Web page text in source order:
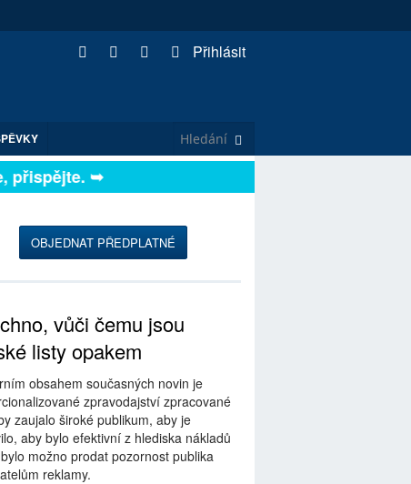
Přihlásit
➥
OBJEDNAT PŘEDPLATNÉ
vůči čemu jsou
listy opakem
obsahem současných novin je
zpravodajství zpracované
zaujalo široké publikum, aby je
aby bylo efektivní z hlediska nákladů
možno prodat pozornost publika
reklamy.